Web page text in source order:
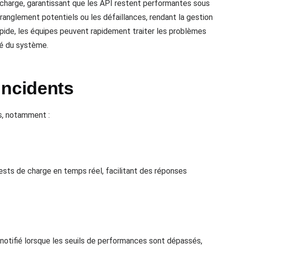
garantissant que les API restent performantes sous
potentiels ou les défaillances, rendant la gestion
les équipes peuvent rapidement traiter les problèmes
du système.
notamment :
de charge en temps réel, facilitant des réponses
lorsque les seuils de performances sont dépassés,